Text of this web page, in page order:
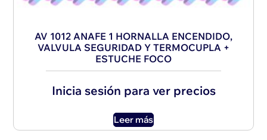
AV 1012 ANAFE 1 HORNALLA ENCENDIDO,
VALVULA SEGURIDAD Y TERMOCUPLA +
ESTUCHE FOCO
Inicia sesión para ver precios
Leer más